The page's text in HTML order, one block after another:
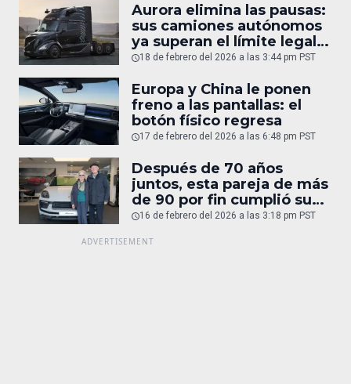
Aurora elimina las pausas:
sus camiones autónomos
ya superan el límite legal
humano
18 de febrero del 2026 a las 3:44 pm PST
Europa y China le ponen
freno a las pantallas: el
botón físico regresa
17 de febrero del 2026 a las 6:48 pm PST
Después de 70 años
juntos, esta pareja de más
de 90 por fin cumplió su
sueño: un Porsche
16 de febrero del 2026 a las 3:18 pm PST